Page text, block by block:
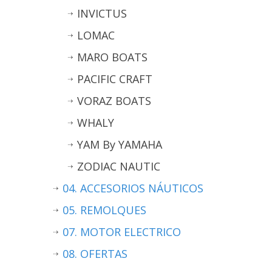
INVICTUS
LOMAC
MARO BOATS
PACIFIC CRAFT
VORAZ BOATS
WHALY
YAM By YAMAHA
ZODIAC NAUTIC
04. ACCESORIOS NÁUTICOS
05. REMOLQUES
07. MOTOR ELECTRICO
08. OFERTAS